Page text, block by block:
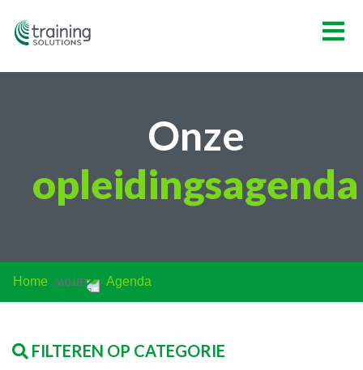
naar
Onze
opleidingsagenda
Home agenda
FILTEREN OP CATEGORIE